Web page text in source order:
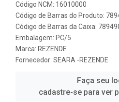
Código NCM: 16010000
Código de Barras do Produto:
Código de Barras da Caixa:
Embalagem: PC/5
Marca: REZENDE
Fornecedor: SEARA -REZENDE
Faça seu
cadastre-se para ver